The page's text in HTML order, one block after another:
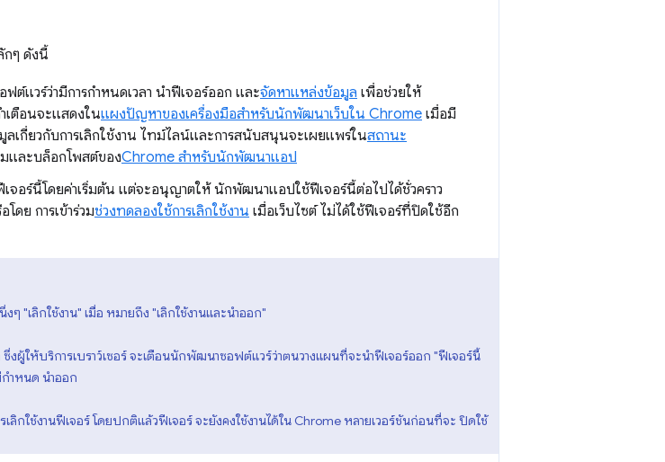
กๆ ดังนี้
แวร์ว่ามีการกำหนดเวลา นำฟีเจอร์ออก และจัดหาแหล่งข้อมูล เพื่อช่วยให้
เตือนจะแสดงในแผงปัญหาของเครื่องมือสำหรับนักพัฒนาเว็บใน Chrome เมื่อมี
ลเกี่ยวกับการเลิกใช้งาน ไทม์ไลน์และการสนับสนุนจะเผยแพร่ในสถานะ
และบล็อกโพสต์ของChrome สำหรับนักพัฒนาแอป
เจอร์นี้โดยค่าเริ่มต้น แต่จะอนุญาตให้ นักพัฒนาแอปใช้ฟีเจอร์นี้ต่อไปได้ชั่วคราว
โดย การเข้าร่วมช่วงทดลองใช้การเลิกใช้งาน เมื่อเว็บไซต์ ไม่ได้ใช้ฟีเจอร์ที่ปิดใช้อีก
เลิกใช้งาน" เมื่อ หมายถึง "เลิกใช้งานและนำออก"
ซึ่งผู้ให้บริการเบราว์เซอร์ จะเตือนนักพัฒนาซอฟต์แวร์ว่าตนวางแผนที่จะนำฟีเจอร์ออก "ฟีเจอร์นี้
กำหนด นำออก
ลิกใช้งานฟีเจอร์ โดยปกติแล้วฟีเจอร์ จะยังคงใช้งานได้ใน Chrome หลายเวอร์ชันก่อนที่จะ ปิดใช้